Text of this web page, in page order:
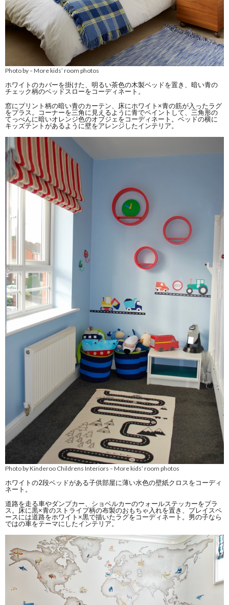
Photo by–More kids’ room photos
ホワイトのカバーを掛けた、明るい茶色の木製ベッドを置き、暗い青の
チェック柄のベッドスローをコーディネート。
窓にプリント柄の暗い青のカーテン、床にホワイト×青の筋が入ったラグ
をプラス。コーナーを三角に見えるように青でペイントして、三角形の
てっぺんに暗いオレンジ色のオブジェをコーディネート。ベッドの横に
キッズテントがあるように壁をアレンジしたインテリア。
Photo by Kinderoo Childrens Interiors –More kids’ room photos
ホワイトの2段ベッドがある子供部屋に薄い水色の壁紙クロスをコーディ
ネート。
道路を走る車やダンプカー、ショベルカーのウォールステッカーをプラ
ス。床に黒×青のストライプ柄の布製のおもちゃ入れを置き、プレイスペ
ースには道路をホワイト×黒で描いたラグをコーディネート。男の子なら
ではの車をテーマにしたインテリア。